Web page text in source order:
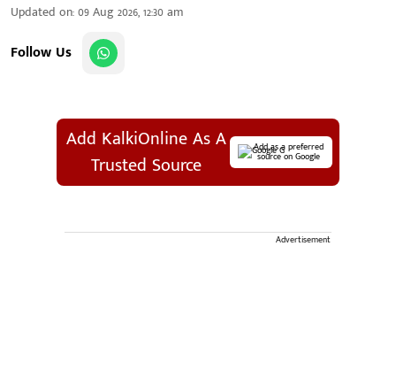
Updated on:09 Aug 2026, 12:30 am
Follow Us
Add KalkiOnline As A
Trusted Source
Add as a preferred
source on Google
Advertisement